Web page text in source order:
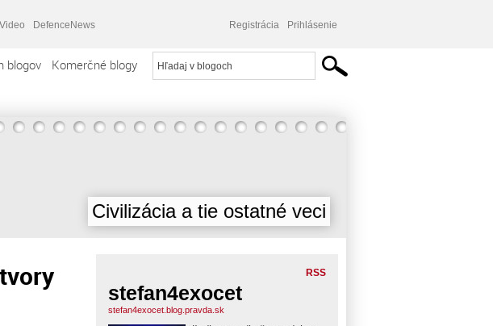
Video DefenceNews Registrácia Prihlásenie
blogov Komerčné blogy
Civilizácia a tie ostatné veci
RSS
stefan4exocet
stefan4exocet.blog.pravda.sk